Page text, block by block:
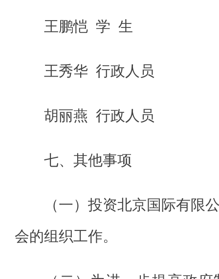
王鹏恺 学 生
王秀华 行政人员
胡丽燕 行政人员
七、其他事项
（一）投资北京国际有限
会的组织工作。